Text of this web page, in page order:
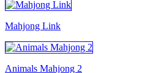
Mahjong Link
Animals Mahjong 2